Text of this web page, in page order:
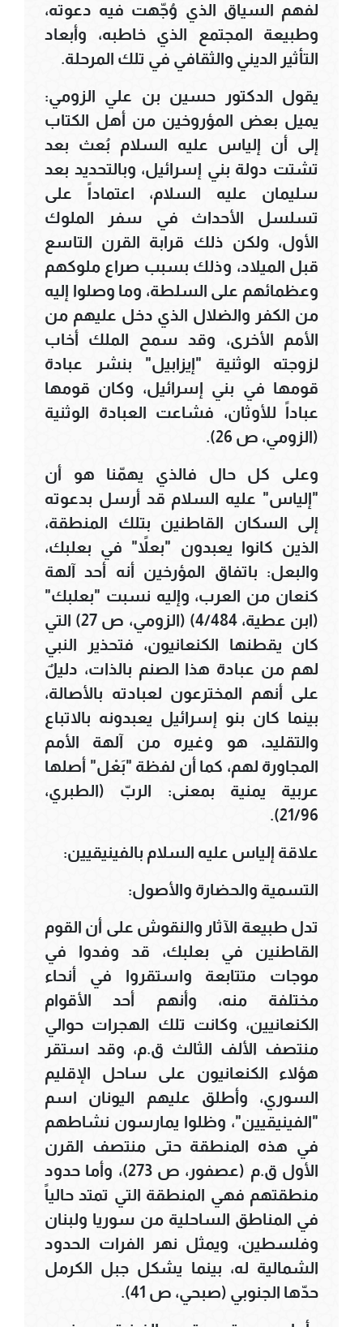
لفهم السياق الذي وُجّهت فيه دعوته،
وطبيعة المجتمع الذي خاطبه، وأبعاد
التأثير الديني والثقافي في تلك المرحلة.
يقول الدكتور حسين بن علي الزومي:
يميل بعض المؤروخين من أهل الكتاب
إلى أن إلياس عليه السلام بُعث بعد
تشتت دولة بني إسرائيل، وبالتحديد بعد
سليمان عليه السلام، اعتماداً على
تسلسل الأحداث في سفر الملوك
الأول، ولكن ذلك قرابة القرن التاسع
قبل الميلاد، وذلك بسبب صراع ملوكهم
وعظمائهم على السلطة، وما وصلوا إليه
من الكفر والضلال الذي دخل عليهم من
الأمم الأخرى، وقد سمح الملك أخاب
لزوجته الوثنية "إيزابيل" بنشر عبادة
قومها في بني إسرائيل، وكان قومها
عباداً للأوثان، فشاعت العبادة الوثنية
(الزومي، ص 26).
وعلى كل حال فالذي يهمّنا هو أن
"إلياس" عليه السلام قد أرسل بدعوته
إلى السكان القاطنين بتلك المنطقة،
الذين كانوا يعبدون "بعلاً" في بعلبك،
والبعل: باتفاق المؤرخين أنه أحد آلهة
كنعان من العرب، وإليه نسبت "بعلبك"
(ابن عطية، 4/484) (الزومي، ص 27) التي
كان يقطنها الكنعانيون، فتحذير النبي
لهم من عبادة هذا الصنم بالذات، دليلٌ
على أنهم المخترعون لعبادته بالأصالة،
بينما كان بنو إسرائيل يعبدونه بالاتباع
والتقليد، هو وغيره من آلهة الأمم
المجاورة لهم، كما أن لفظة "بَعْل" أصلها
عربية يمنية بمعنى: الربّ (الطبري،
21/96).
علاقة إلياس عليه السلام بالفينيقيين:
التسمية والحضارة والأصول:
تدل طبيعة الآثار والنقوش على أن القوم
القاطنين في بعلبك، قد وفدوا في
موجات متتابعة واستقروا في أنحاء
مختلفة منه، وأنهم أحد الأقوام
الكنعانيين، وكانت تلك الهجرات حوالي
منتصف الألف الثالث ق.م، وقد استقر
هؤلاء الكنعانيون على ساحل الإقليم
السوري، وأطلق عليهم اليونان اسم
"الفينيقيين"، وظلوا يمارسون نشاطهم
في هذه المنطقة حتى منتصف القرن
الأول ق.م (عصفور، ص 273)، وأما حدود
منطقتهم فهي المنطقة التي تمتد حالياً
في المناطق الساحلية من سوريا ولبنان
وفلسطين، ويمثل نهر الفرات الحدود
الشمالية له، بينما يشكل جبل الكرمل
حدّها الجنوبي (صبحي، ص 41).